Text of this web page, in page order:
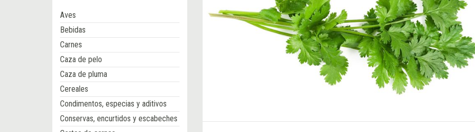
Aves
Bebidas
Carnes
Caza de pelo
Caza de pluma
Cereales
Condimentos, especias y aditivos
Conservas, encurtidos y escabeches